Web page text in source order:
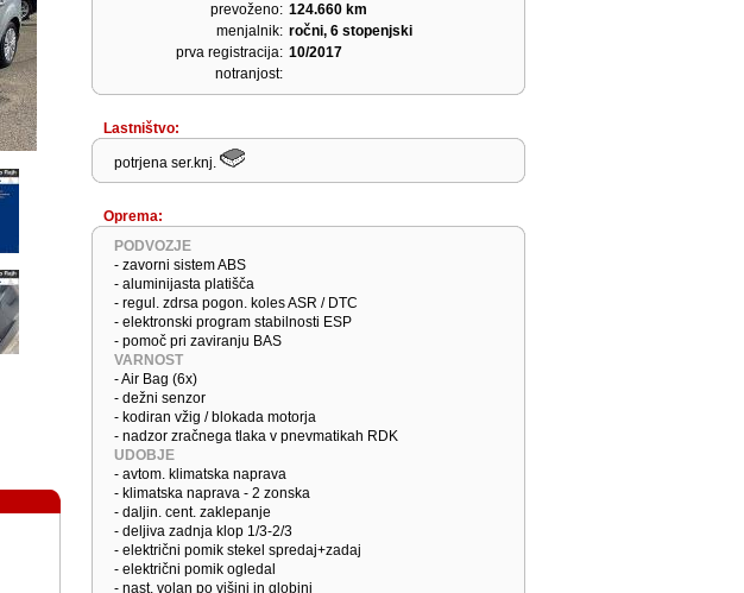
prevoženo:
menjalnik:
prva registracija:
notranjost:
124.660 km
ročni, 6 stopenjski
10/2017
Lastništvo:
potrjena ser.knj.
Oprema:
PODVOZJE
- zavorni sistem ABS
- aluminijasta platišča
- regul. zdrsa pogon. koles ASR / DTC
- elektronski program stabilnosti ESP
- pomoč pri zaviranju BAS
VARNOST
- Air Bag (6x)
- dežni senzor
- kodiran vžig / blokada motorja
- nadzor zračnega tlaka v pnevmatikah RDK
UDOBJE
- avtom. klimatska naprava
- klimatska naprava - 2 zonska
- daljin. cent. zaklepanje
- deljiva zadnja klop 1/3-2/3
- električni pomik stekel spredaj+zadaj
- električni pomik ogledal
- nast. volan po višini in globini